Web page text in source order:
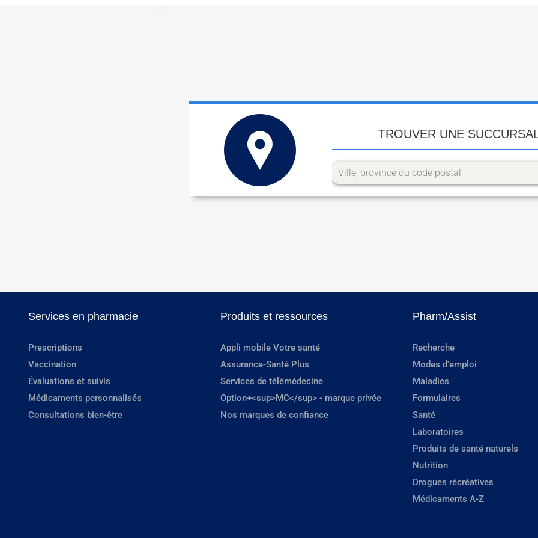
TROUVER UNE
Services en pharmacie
Prescriptions
Vaccination
Évaluations et suivis
Médicaments personnalisés
Consultations bien-être
Produits et ressources
Appli mobile Votre santé
Assurance-Santé Plus
Services de télémédecine
Option+<sup>MC</sup> - marque privée
Nos marques de confiance
Pharm/Assist
Recherche
Modes d'emploi
Maladies
Formulaires
Santé
Laboratoires
Produits de santé naturels
Nutrition
Drogues récréatives
Médicaments A-Z